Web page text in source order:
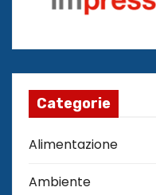
Categorie
Alimentazione
Ambiente